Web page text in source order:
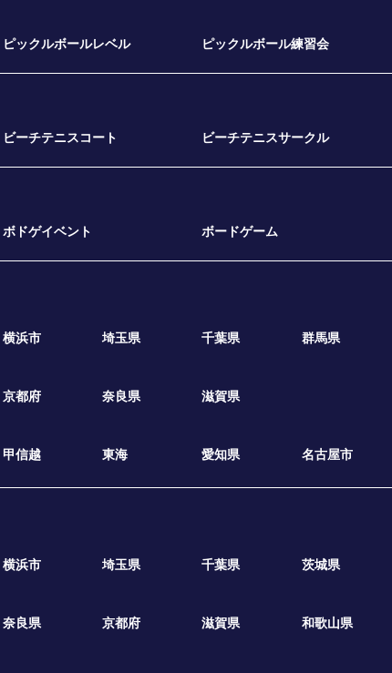
ピックルボールレベル ピックルボール練習会
ビーチテニスコート ビーチテニスサークル
ボドゲイベント ボードゲーム
横浜市 埼玉県 千葉県 群馬県
京都府 奈良県 滋賀県
甲信越 東海 愛知県 名古屋市
横浜市 埼玉県 千葉県 茨城県
奈良県 京都府 滋賀県 和歌山県